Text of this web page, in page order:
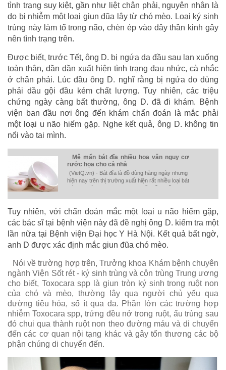
tình trạng suy kiệt, gần như liệt chân phải, nguyên nhân là
do bị nhiễm một loại giun đũa lây từ chó mèo. Loại ký sinh
trùng này làm tổ trong não, chèn ép vào dây thần kinh gây
nên tình trạng trên.
Được biết, trước Tết, ông D. bị ngứa da đầu sau lan xuống
toàn thân, dần dần xuất hiện tình trạng đau nhức, cà nhắc
ở chân phải. Lúc đầu ông D. nghĩ rằng bị ngứa do dùng
phải dầu gội đầu kém chất lượng. Tuy nhiên, các triệu
chứng ngày càng bất thường, ông D. đã đi khám. Bệnh
viện ban đầu nơi ông đến khám chẩn đoán là mắc phải
một loại u não hiếm gặp. Nghe kết quả, ông D. không tin
nổi vào tai mình.
Mê mẩn bát đĩa nhiều hoa văn nguy cơ
rước họa cho cả nhà
(VietQ.vn) - Bát đĩa là đồ dùng hàng ngày nhưng
hiện nay trên thị trường xuất hiện rất nhiều loại bát
với hoa văn đa dạng nhưng lại tiềm ẩn nhiều nguy
Tuy nhiên, với chẩn đoán mắc một loại u não hiếm gặp,
các bác sĩ tại bệnh viện này đã đề nghị ông D. kiểm tra một
lần nữa tại Bệnh viện Đại học Y Hà Nội. Kết quả bất ngờ,
anh D được xác định mắc giun đũa chó mèo.
Nói về trường hợp trên, Trưởng khoa Khám bệnh chuyên
ngành Viện Sốt rét - ký sinh trùng và côn trùng Trung ương
cho biết, Toxocara spp là giun tròn ký sinh trong ruột non
của chó và mèo, thường lây qua người chủ yếu qua
đường tiêu hóa, số ít qua da. Phần lớn các trường hợp
nhiễm Toxocara spp, trứng đều nở trong ruột, ấu trùng sau
đó chui qua thành ruột non theo đường máu và di chuyển
đến các cơ quan nội tạng khác và gây tổn thương các bộ
phận chúng di chuyển đến.